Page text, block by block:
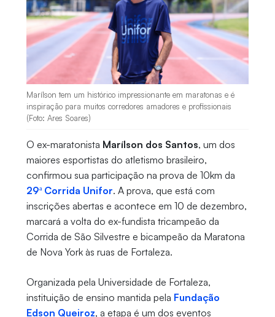
Marílson tem um histórico impressionante em maratonas e é
inspiração para muitos corredores amadores e profissionais
(Foto: Ares Soares)
O ex-maratonista Marílson dos Santos, um dos
maiores esportistas do atletismo brasileiro,
confirmou sua participação na prova de 10km da
29ª Corrida Unifor. A prova, que está com
inscrições abertas e acontece em 10 de dezembro,
marcará a volta do ex-fundista tricampeão da
Corrida de São Silvestre e bicampeão da Maratona
de Nova York às ruas de Fortaleza.
Organizada pela Universidade de Fortaleza,
instituição de ensino mantida pela Fundação
Edson Queiroz, a etapa é um dos eventos